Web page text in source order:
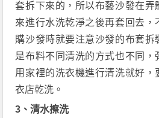
套拆下來的，所以布藝沙發在弄
來進行水洗乾淨之後再套回去，
購沙發時就要注意沙發的布套拆
是布料不同清洗的方式也不同，
用家裡的洗衣機進行清洗就好，
衣店乾洗。
3、清水擦洗